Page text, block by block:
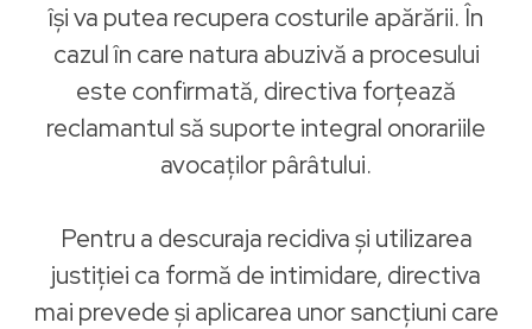
își va putea recupera costurile apărării. În
cazul în care natura abuzivă a procesului
este confirmată, directiva forțează
reclamantul să suporte integral onorariile
avocaților pârâtului.
Pentru a descuraja recidiva și utilizarea
justiției ca formă de intimidare, directiva
mai prevede și aplicarea unor sancțiuni care